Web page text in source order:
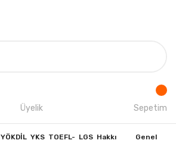
Üyelik Sepetim
YÖKDİL YKS TOEFL- LGS Hakkı Genel